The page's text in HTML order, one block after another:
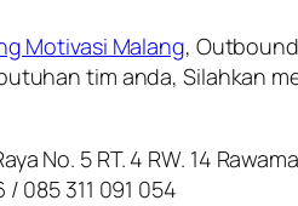
Motivasi Malang,
tim anda, Silahkan
No. 5 RT. 4 RW. 14
085 311 091 054